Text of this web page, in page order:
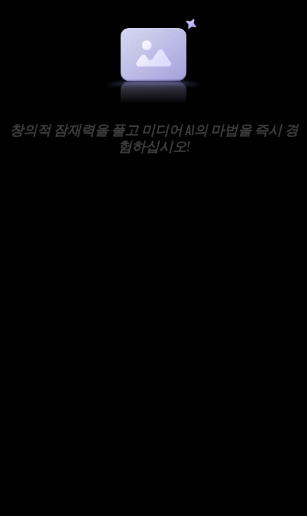
창의적 잠재력을 풀고 미디어 AI의 마법을 즉시 경
험하십시오!